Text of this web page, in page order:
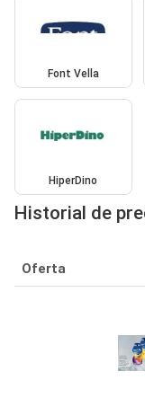
Font Vella
HiperDino
Historial de
Oferta